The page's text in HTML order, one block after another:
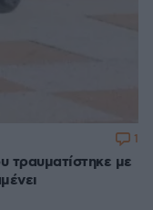
τραυματίστηκε με
1